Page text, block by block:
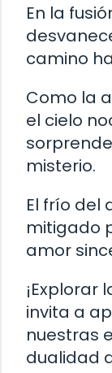
En la
camino
Como la
el cielo
misterio.
El frío del
mitigado
amor
¡Explorar
invita a
nuestras
dualidad